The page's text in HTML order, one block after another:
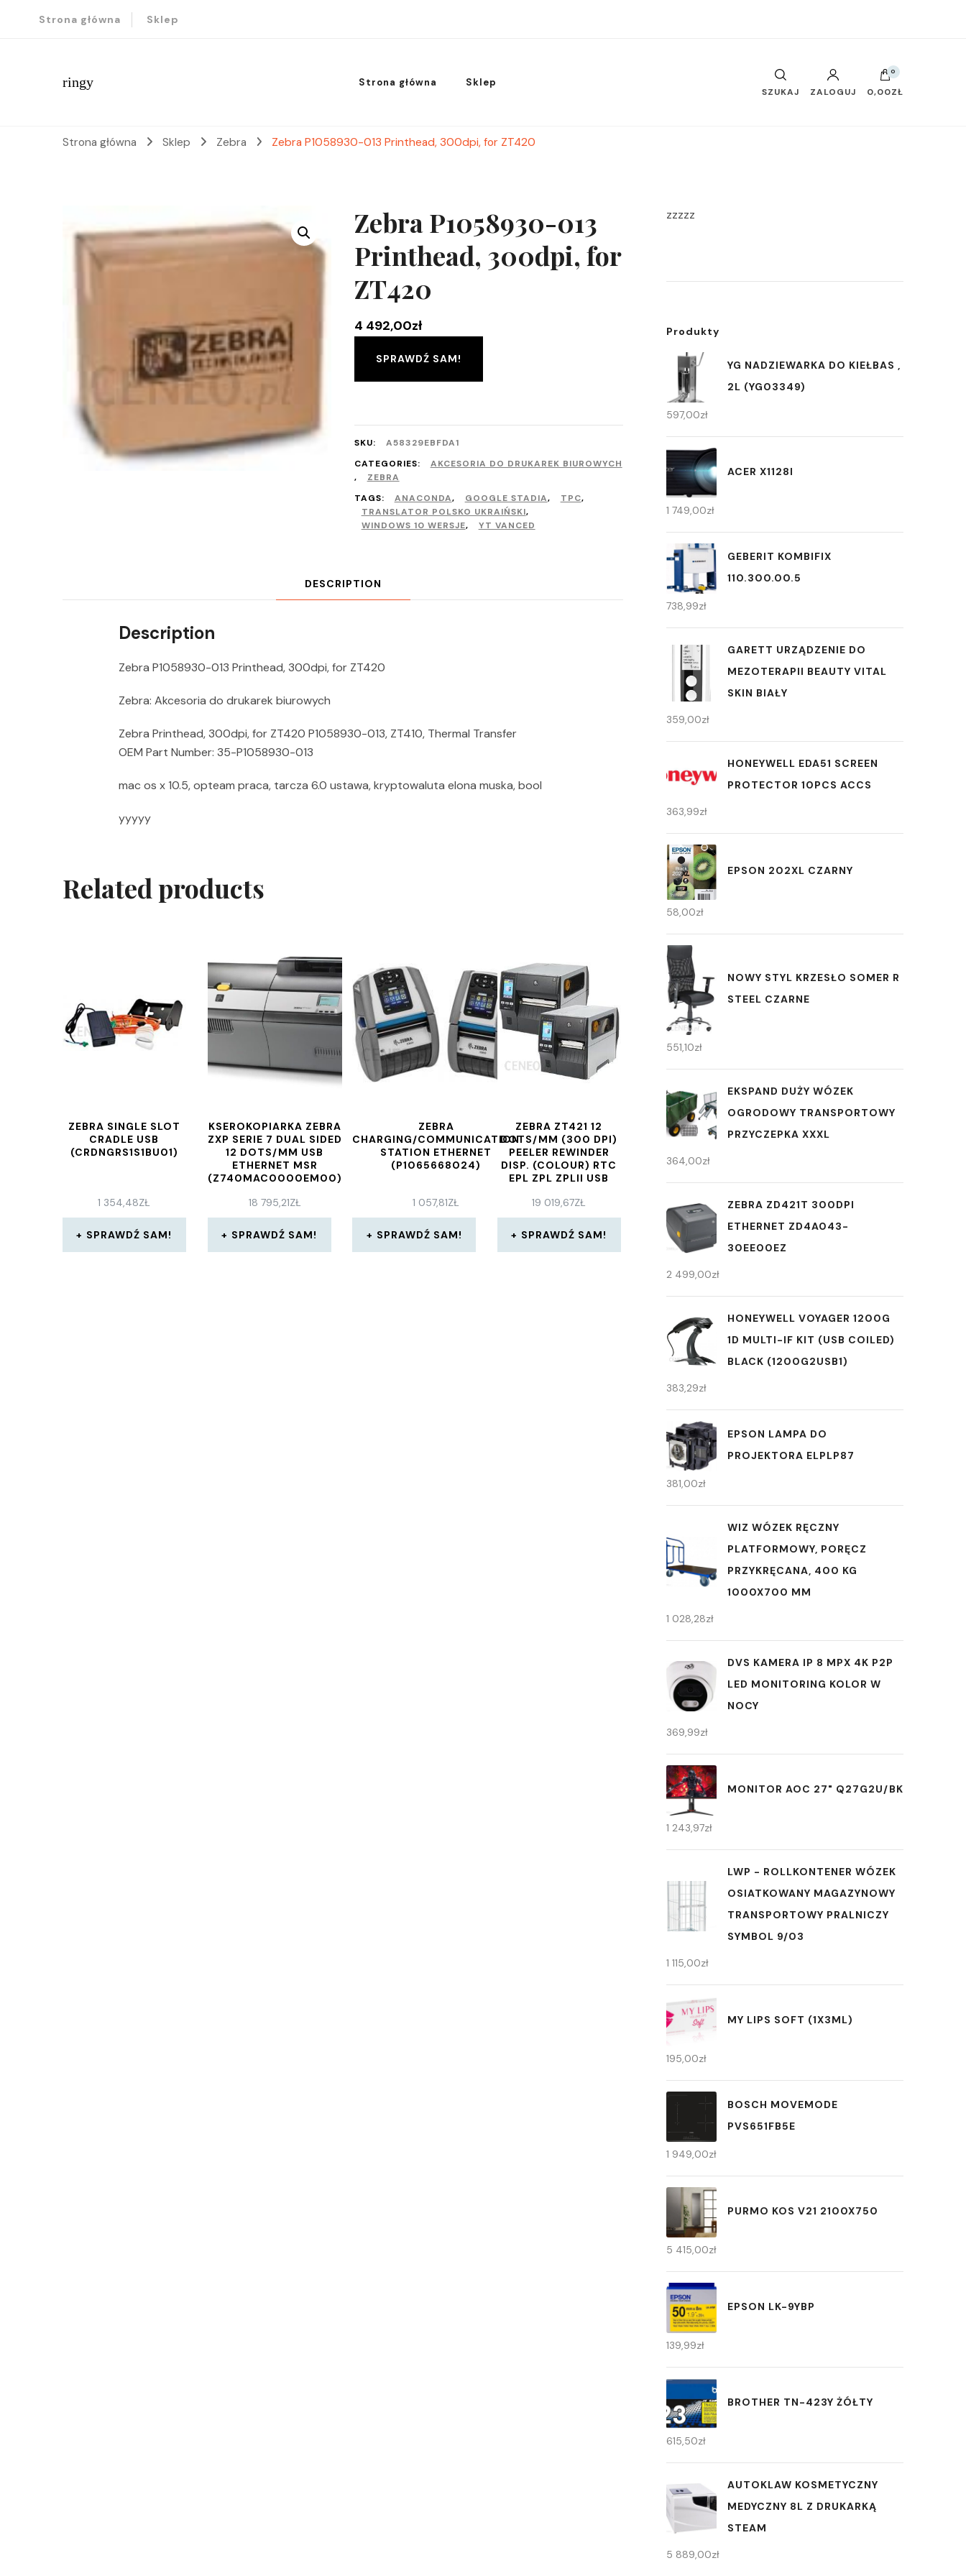
Strona główna Sklep
ringy Strona główna Sklep
SZUKAJ ZALOGUJ
0
0,00ZŁ
Strona główna Sklep Zebra Zebra P1058930-013 Printhead, 300dpi, for ZT420
Zebra P1058930-013
Printhead, 300dpi, for
ZT420
4 492,00zł
SPRAWDŹ SAM!
SKU:
A58329EBFDA1
CATEGORIES:
AKCESORIA DO DRUKAREK BIUROWYCH
,
ZEBRA
TAGS:
ANACONDA, GOOGLE STADIA, TPC,
TRANSLATOR POLSKO UKRAIŃSKI,
WINDOWS 10 WERSJE, YT VANCED
DESCRIPTION
Description
Zebra P1058930-013 Printhead, 300dpi, for ZT420
Zebra: Akcesoria do drukarek biurowych
Zebra Printhead, 300dpi, for ZT420 P1058930-013, ZT410, Thermal Transfer
OEM Part Number: 35-P1058930-013
mac os x 10.5, opteam praca, tarcza 6.0 ustawa, kryptowaluta elona muska, bool
yyyyy
Related products
ZEBRA SINGLE SLOT
CRADLE USB
(CRDNGRS1S1BU01)
1 354,48ZŁ
SPRAWDŹ SAM!
KSEROKOPIARKA ZEBRA
ZXP SERIE 7 DUAL SIDED
12 DOTS/MM USB
ETHERNET MSR
(Z740MAC0000EM00)
18 795,21ZŁ
SPRAWDŹ SAM!
ZEBRA
CHARGING/COMMUNICATION
STATION ETHERNET
(P1065668024)
1 057,81ZŁ
SPRAWDŹ SAM!
ZEBRA ZT421 12
DOTS/MM (300 DPI)
PEELER REWINDER
DISP. (COLOUR) RTC
EPL ZPL ZPLII USB
(ZT42163T4E0000Z)
19 019,67ZŁ
SPRAWDŹ SAM!
zzzzz
Produkty
YG NADZIEWARKA DO KIEŁBAS ,
2L (YG03349)
597,00zł
ACER X1128I
1 749,00zł
GEBERIT KOMBIFIX
110.300.00.5
738,99zł
GARETT URZĄDZENIE DO
MEZOTERAPII BEAUTY VITAL
SKIN BIAŁY
359,00zł
HONEYWELL EDA51 SCREEN
PROTECTOR 10PCS ACCS
363,99zł
EPSON 202XL CZARNY
58,00zł
NOWY STYL KRZESŁO SOMER R
STEEL CZARNE
551,10zł
EKSPAND DUŻY WÓZEK
OGRODOWY TRANSPORTOWY
PRZYCZEPKA XXXL
364,00zł
ZEBRA ZD421T 300DPI
ETHERNET ZD4A043-
30EE00EZ
2 499,00zł
HONEYWELL VOYAGER 1200G
1D MULTI-IF KIT (USB COILED)
BLACK (1200G2USB1)
383,29zł
EPSON LAMPA DO
PROJEKTORA ELPLP87
381,00zł
WIZ WÓZEK RĘCZNY
PLATFORMOWY, PORĘCZ
PRZYKRĘCANA, 400 KG
1000X700 MM
1 028,28zł
DVS KAMERA IP 8 MPX 4K P2P
LED MONITORING KOLOR W
NOCY
369,99zł
MONITOR AOC 27" Q27G2U/BK
1 243,97zł
LWP - ROLLKONTENER WÓZEK
OSIATKOWANY MAGAZYNOWY
TRANSPORTOWY PRALNICZY
SYMBOL 9/03
1 115,00zł
MY LIPS SOFT (1X3ML)
195,00zł
BOSCH MOVEMODE
PVS651FB5E
1 949,00zł
PURMO KOS V21 2100X750
5 415,00zł
EPSON LK-9YBP
139,99zł
BROTHER TN-423Y ŻÓŁTY
615,50zł
AUTOKLAW KOSMETYCZNY
MEDYCZNY 8L Z DRUKARKĄ
STEAM
5 889,00zł